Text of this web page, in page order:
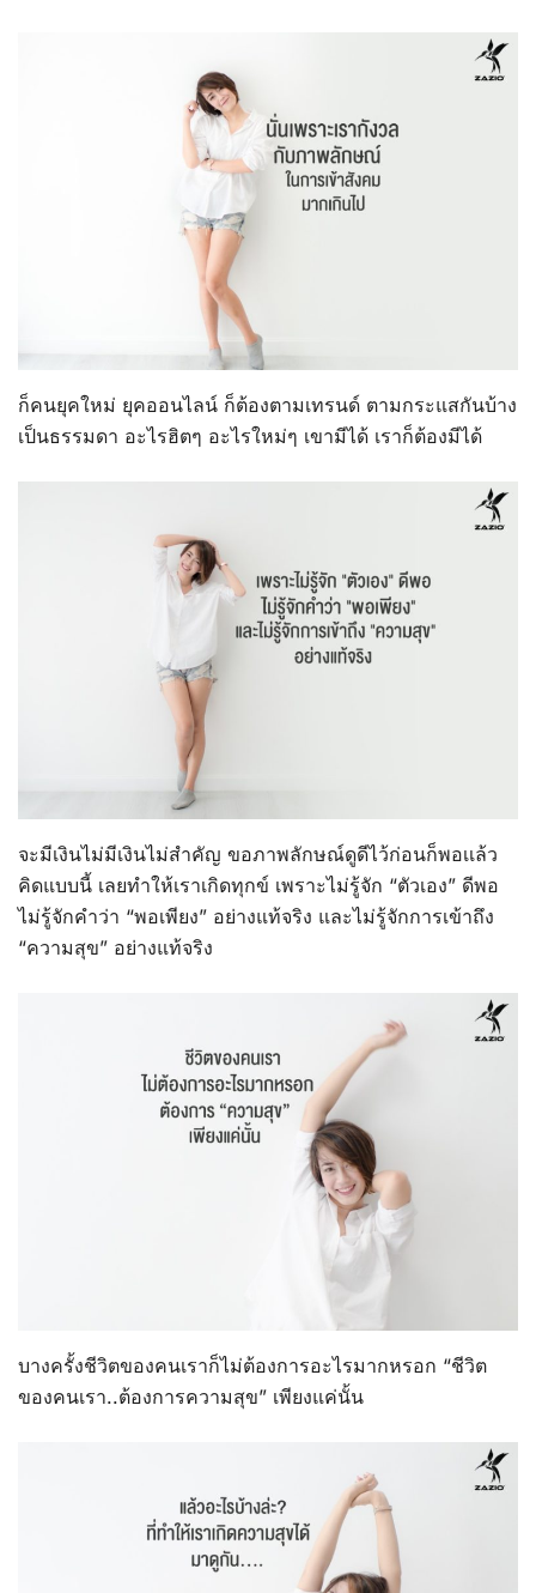
ก็คนยุคใหม่ ยุคออนไลน์ ก็ต้องตามเทรนด์ ตามกระแสกันบ้าง
เป็นธรรมดา อะไรฮิตๆ อะไรใหม่ๆ เขามีได้ เราก็ต้องมีได้
จะมีเงินไม่มีเงินไม่สำคัญ ขอภาพลักษณ์ดูดีไว้ก่อนก็พอเเล้ว
คิดแบบนี้ เลยทำให้เราเกิดทุกข์ เพราะไม่รู้จัก “ตัวเอง” ดีพอ
ไม่รู้จักคำว่า “พอเพียง” อย่างแท้จริง และไม่รู้จักการเข้าถึง
“ความสุข” อย่างแท้จริง
บางครั้งชีวิตของคนเราก็ไม่ต้องการอะไรมากหรอก “ชีวิต
ของคนเรา..ต้องการความสุข” เพียงแค่นั้น